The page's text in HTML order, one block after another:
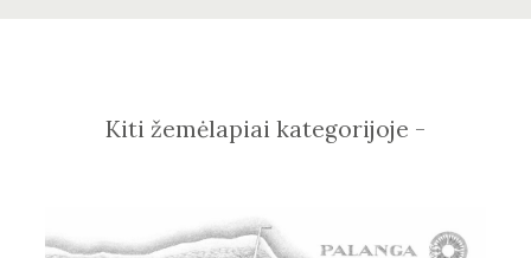
Kiti žemėlapiai kategorijoje -